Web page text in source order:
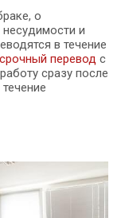
о
и
в течение
срочный перевод с
сразу после